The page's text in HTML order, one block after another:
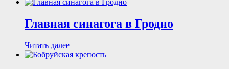
Главная синагога в Гродно
Читать далее